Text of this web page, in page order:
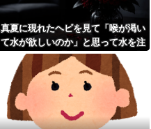
以上にヤバいことになってる…
多分想像の何倍以上もヤバいｗ
ｗｗｗｗｗｗｗｗｗｗｗｗｗ
休日に甥っ子をアポなし託児
を押し付けてきた兄嫁！「テレ
ビでも見せといてw」と言うので
『Gガンダム』を一気見させた結
果……甥っ子が重度の中二病を
発症して家で大暴れｗｗ
人気女性配信者さん、全財産
がバレる → 金額がヤバすぎるｗ
真夏に現れたヘビを見て「喉が渇い
て水が欲しいのか」と思って水を注
いだ。ヘビは夢中で飲んで姿を消
し…